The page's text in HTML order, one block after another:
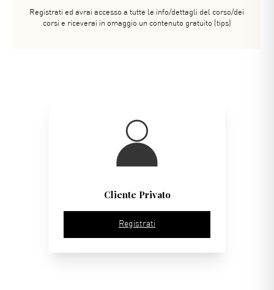
Registrati ed avrai accesso a tutte le info/dettagli del corso/dei
corsi e riceverai in omaggio un contenuto gratuito (tips)
Cliente Privato
Registrati